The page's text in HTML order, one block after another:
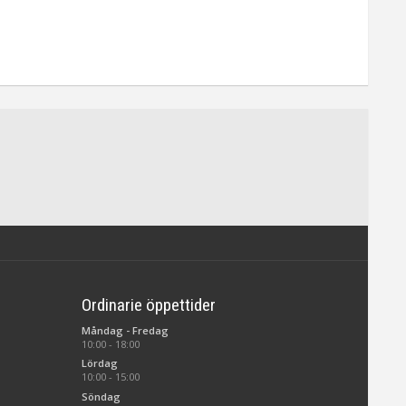
Ordinarie öppettider
Måndag - Fredag
10:00 - 18:00
Lördag
10:00 - 15:00
Söndag